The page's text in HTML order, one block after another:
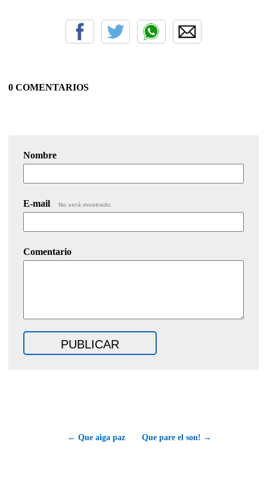
0 COMENTARIOS
Nombre
E-mail No será mostrado.
Comentario
← Que aiga paz Que pare el son! →